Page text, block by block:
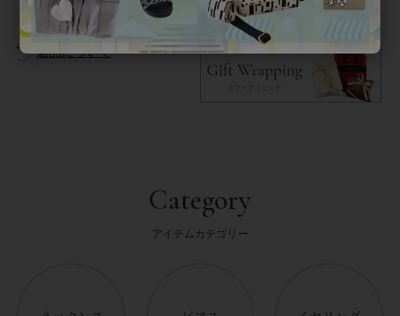
返品について
Category
アイテムカテゴリー